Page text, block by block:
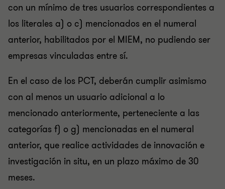
con un mínimo de tres usuarios correspondientes a
los literales a) o c) mencionados en el numeral
anterior, habilitados por el MIEM, no pudiendo ser
empresas vinculadas entre sí.
En el caso de los PCT, deberán cumplir asimismo
con al menos un usuario adicional a lo
mencionado anteriormente, perteneciente a las
categorías f) o g) mencionadas en el numeral
anterior, que realice actividades de innovación e
investigación in situ, en un plazo máximo de 30
meses.